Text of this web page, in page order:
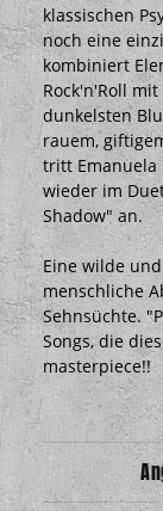
klassischen
noch eine
kombiniert
Rock'n'Roll
dunkelsten
rauem,
tritt Emanuela
wieder im
Shadow" an.
Eine wilde
menschliche
Sehnsüchte.
Songs, die
masterpiece!!